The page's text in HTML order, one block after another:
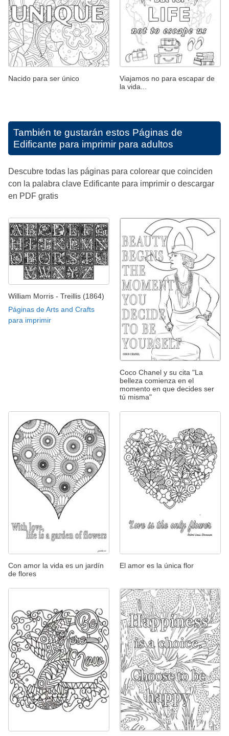
Nacido para ser único
Viajamos no para escapar de
la vida...
También te gustarán estos Páginas de
Edificante para imprimir para adultos
Descubre todas las páginas para colorear que coinciden
con la palabra clave Edificante para imprimir o descargar
en PDF gratis
William Morris - Treillis (1864)
Páginas de Arts and Crafts
para imprimir
Coco Chanel y su cita "La
belleza comienza en el
momento en que decides ser
tú misma"
Con amor la vida es un jardín
de flores
El amor es la única flor